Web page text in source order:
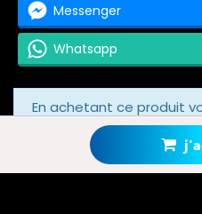
Messenger
Whatsapp
En achetant ce produit
grâce à notre
Votre panier totalisera